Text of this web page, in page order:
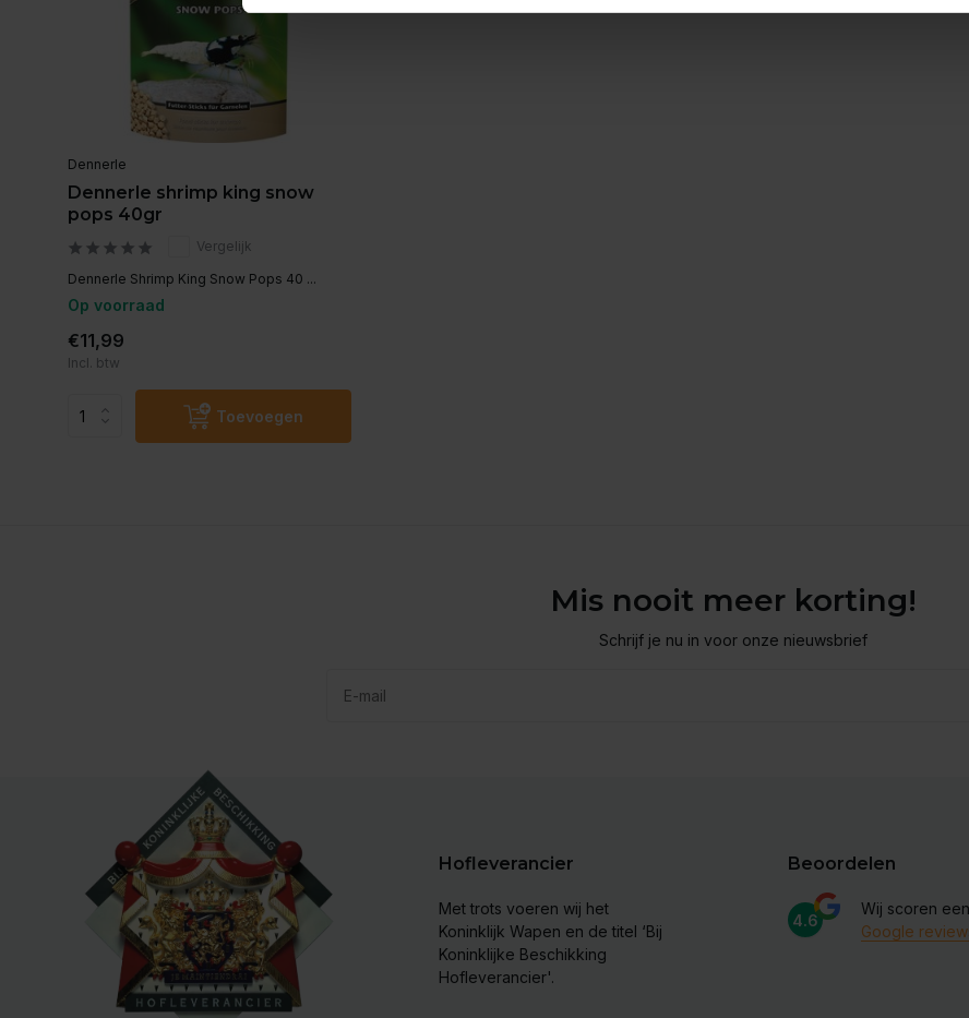
Dennerle
Dennerle shrimp king snow
pops 40gr
Vergelijk
Dennerle Shrimp King Snow Pops 40 ...
Op voorraad
€11,99
Incl. btw
Toevoegen
Mis nooit meer korting!
Schrijf je nu in voor onze nieuwsbrief
Hofleverancier
Met trots voeren wij het
Koninklijk Wapen en de titel ‘Bij
Koninklijke Beschikking
Hofleverancier'.
Beoordelen
4.6
Wij scoren een
Google